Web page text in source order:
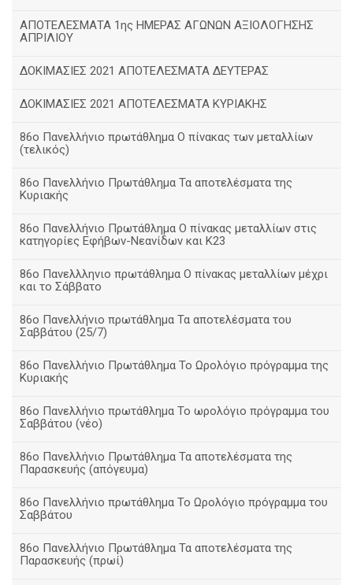
ΑΠΟΤΕΛΕΣΜΑΤΑ 1ης ΗΜΕΡΑΣ ΑΓΩΝΩΝ ΑΞΙΟΛΟΓΗΣΗΣ
ΑΠΡΙΛΙΟΥ
ΔΟΚΙΜΑΣΙΕΣ 2021 ΑΠΟΤΕΛΕΣΜΑΤΑ ΔΕΥΤΕΡΑΣ
ΔΟΚΙΜΑΣΙΕΣ 2021 ΑΠΟΤΕΛΕΣΜΑΤΑ ΚΥΡΙΑΚΗΣ
86ο Πανελλήνιο πρωτάθλημα Ο πίνακας των μεταλλίων
(τελικός)
86ο Πανελλήνιο Πρωτάθλημα Τα αποτελέσματα της
Κυριακής
86ο Πανελλήνιο Πρωτάθλημα Ο πίνακας μεταλλίων στις
κατηγορίες Εφήβων-Νεανίδων και Κ23
86ο Πανελλληνιο πρωτάθλημα Ο πίνακας μεταλλίων μέχρι
και το Σάββατο
86ο Πανελλήνιο πρωτάθλημα Τα αποτελέσματα του
Σαββάτου (25/7)
86o Πανελλήνιο Πρωτάθλημα Το Ωρολόγιο πρόγραμμα της
Κυριακής
86ο Πανελλήνιο πρωτάθλημα Το ωρολόγιο πρόγραμμα του
Σαββάτου (νέο)
86ο Πανελλήνιο Πρωτάθλημα Τα αποτελέσματα της
Παρασκευής (απόγευμα)
86ο Πανελλήνιο πρωτάθλημα Το Ωρολόγιο πρόγραμμα του
Σαββάτου
86ο Πανελλήνιο Πρωτάθλημα Τα αποτελέσματα της
Παρασκευής (πρωί)